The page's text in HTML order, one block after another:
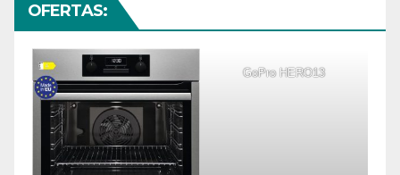
OFERTAS:
GoPro HERO13